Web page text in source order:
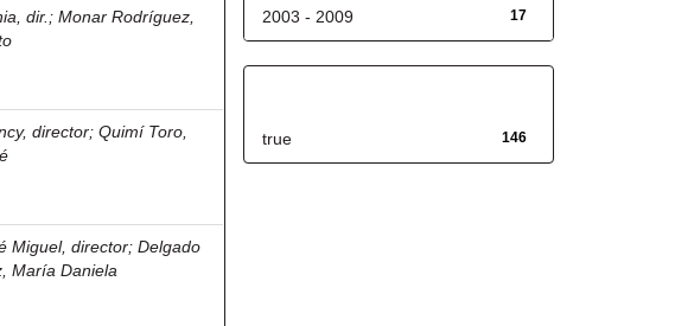
dir. ;Monar Rodríguez,
director;Quimí Toro,
Miguel, director;Delgado
María Daniela
17
2003 - 2009
146
true